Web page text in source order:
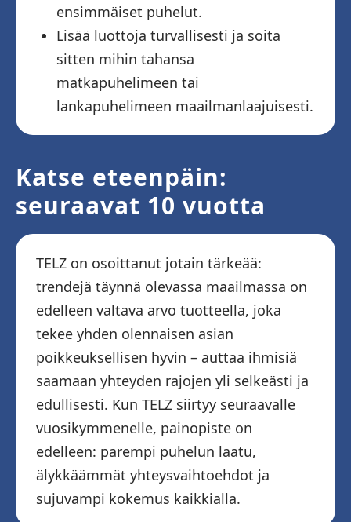
ensimmäiset puhelut.
Lisää luottoja turvallisesti ja soita
sitten mihin tahansa
matkapuhelimeen tai
lankapuhelimeen maailmanlaajuisesti.
Katse eteenpäin:
seuraavat 10 vuotta
TELZ on osoittanut jotain tärkeää:
trendejä täynnä olevassa maailmassa on
edelleen valtava arvo tuotteella, joka
tekee yhden olennaisen asian
poikkeuksellisen hyvin – auttaa ihmisiä
saamaan yhteyden rajojen yli selkeästi ja
edullisesti. Kun TELZ siirtyy seuraavalle
vuosikymmenelle, painopiste on
edelleen: parempi puhelun laatu,
älykkäämmät yhteysvaihtoehdot ja
sujuvampi kokemus kaikkialla.